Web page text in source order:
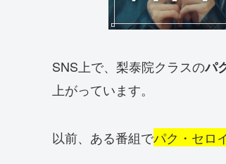
SNS上で、梨泰院クラスのパ
上がっています。
以前、ある番組でパク・セロ